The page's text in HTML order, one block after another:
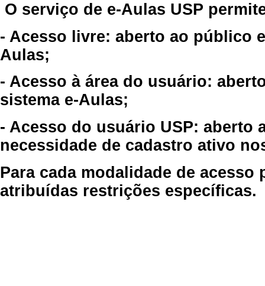
O serviço de e-Aulas USP
- Acesso livre: aberto ao público
Aulas;
- Acesso à área do usuário:
sistema e-Aulas;
- Acesso do usuário USP: aberto
necessidade de cadastro ativo
Para cada modalidade de
atribuídas restrições específicas.